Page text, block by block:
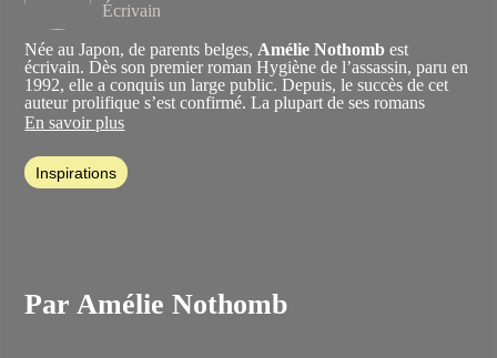
Écrivain
Née au Japon, de parents belges, Amélie Nothomb est
écrivain. Dès son premier romanHygiène de l’assassin, paru en
1992, elle a conquis un large public. Depuis, le succès de cet
auteur prolifique s’est confirmé. La plupart de ses romans
deviennent des best-sellers. Deux de ses œuvres ont fait l’objet
d’une adaptation cinématographique :
Stupeur et tremblements
l’Académie française en 1999.
En savoir plus
Inspirations
Par Amélie Nothomb